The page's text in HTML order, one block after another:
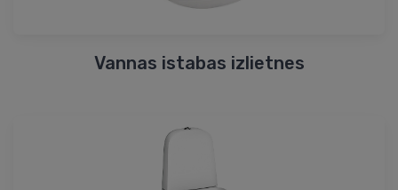
Vannas istabas izlietnes